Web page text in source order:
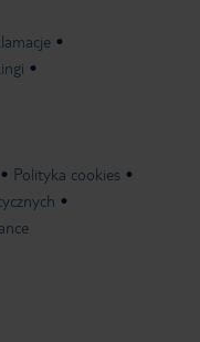
Polityka cookies